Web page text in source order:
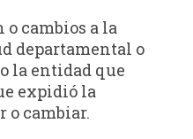
o cambios a la
departamental o
la entidad que
expidió la
o cambiar.